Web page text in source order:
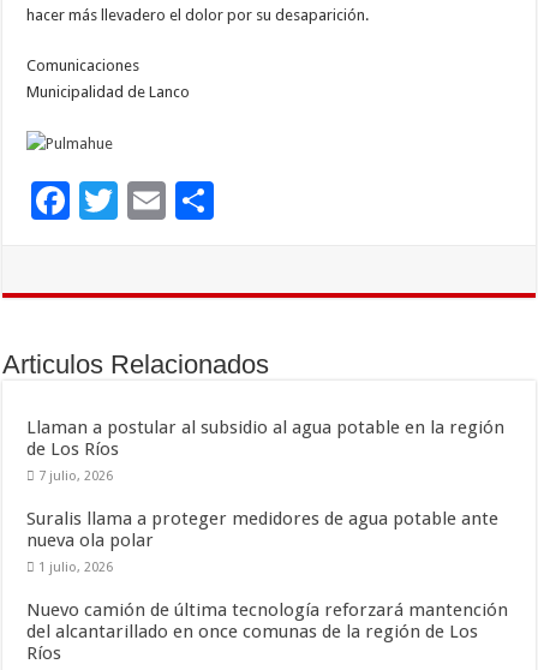
hacer más llevadero el dolor por su desaparición.
Comunicaciones
Municipalidad de Lanco
F
o
k
T
E
ar
r
Articulos Relacionados
Llaman a postular al subsidio al agua potable en la región
de Los Ríos
7 julio, 2026
Suralis llama a proteger medidores de agua potable ante
nueva ola polar
1 julio, 2026
Nuevo camión de última tecnología reforzará mantención
del alcantarillado en once comunas de la región de Los
Ríos